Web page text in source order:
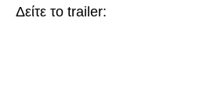
Δείτε το trailer: